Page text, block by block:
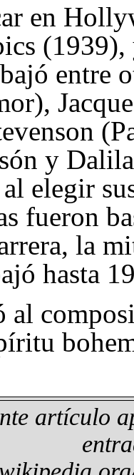
en
(1939),
entre
y
elegir
fueron
la
hasta
al
artículo